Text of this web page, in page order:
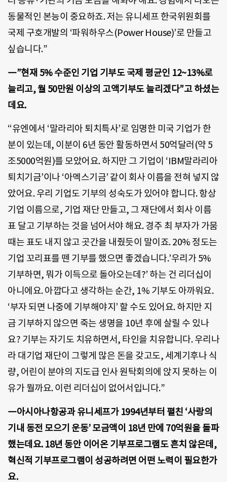
동물적인 본능이 중요하죠. 저는 유니세프 한국위원회를
국제 구호개발의 ‘파워하우스(Power House)’로 만들고
싶습니다.”
―”현재 5% 수준인 기업 기부도 국제 평균인 12~13%로
늘리고, 월 50만원 이상의 고액기부도 늘리겠다”고 하셨는
데요.
“유엔에서 ‘말라리아 퇴치특사’로 임명한 미국 기업가 한
분이 있는데, 이분이 6년 동안 활동하면서 50억달러(약 5
조5000억원)를 모았어요. 하지만 그 기업이 ‘IBM말라리아
퇴치기금’이나 ‘아멕스기금’ 같이 회사 이름을 전혀 넣지 않
았어요. 우리 기업도 기부의 성숙도가 있어야 합니다. 항상
기업 이름으로, 기업 재단 만들고, 그 재단에서 회사 이름
표 달고 기부하는 것을 넘어서야 해요. 경주 최 부자가 가뭄
때는 표도 내지 않고 곳간을 내줬듯이 말이죠. 20% 정도는
기업 꼬리표를 뗀 기부를 했으면 좋겠습니다.’우리가 5%
기부하면, 뭐가 이득으로 돌아오는데?’ 하는 건 리더십이
아니에요. 아깝다고 생각하는 순간, 1% 기부도 아까워요.
‘부자 되면 나중에 기부해야지’ 할 수도 있어요. 하지만 지
금 기부하지 않으면 죽는 생명을 10년 후에 살릴 수 있나
요? 기부는 자기도 치유하면서, 타인을 치유합니다. 우리나
라 대기업 재단이 그렇게 많은 돈을 갖고도, 세계기후나 식
량, 어린이 분야의 지도급 인사 원탁회의에 앉지 못하는 이
유가 뭘까요. 이런 리더십이 없어서입니다.”
―아시아나항공과 유니세프가 1994년부터 펼친 ‘사랑의
기내 동전 모으기 운동’ 모금액이 18년 만에 70억원을 돌파
했는데요. 18년 동안 이어온 기부프로그램도 흔치 않은데,
혁신적 기부프로그램이 성공하려면 어떤 노력이 필요한가
요.